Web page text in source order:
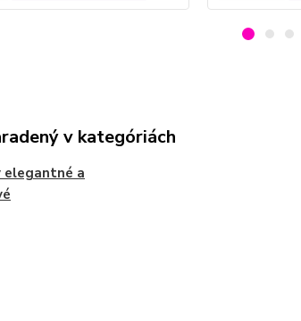
v kategóriách
elegantné a